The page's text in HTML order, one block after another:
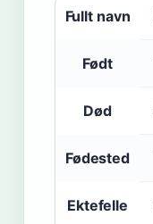
Fullt navn
Født
Død
Fødested
Ektefelle